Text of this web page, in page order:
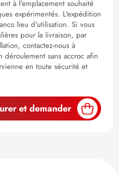
à l'emplacement souhaité
expérimentés. L'expédition
lieu d'utilisation. Si vous
pour la livraison, par
contactez-nous à
déroulement sans accroc afin
en toute sécurité et
et demander